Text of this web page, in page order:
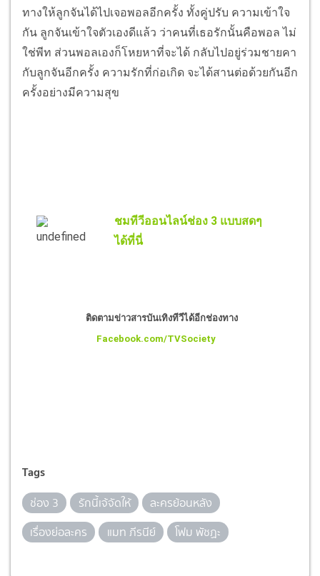
ทางให้ลูกจันได้ไปเจอพอลอีกครั้ง ทั้งคู่ปรับ ความเข้าใจ
กัน ลูกจันเข้าใจตัวเองดีแล้ว ว่าคนที่เธอรักนั้นคือพอล ไม่
ใช่พีท ส่วนพอลเองก็โหยหาที่จะได้ กลับไปอยู่ร่วมชายคา
กับลูกจันอีกครั้ง ความรักที่ก่อเกิด จะได้สานต่อด้วยกันอีก
ครั้งอย่างมีความสุข
ชมทีวีออนไลน์ช่อง 3 แบบสดๆ
ได้ที่นี่
ติดตามข่าวสารบันเทิงทีวีได้อีกช่องทาง
Facebook.com/TVSociety
Tags
ช่อง 3 รักนี้เจ้จัดให้
ละครย้อนหลัง
เรื่องย่อละคร
แมท ภีรนีย์ โฟม พัชฏะ